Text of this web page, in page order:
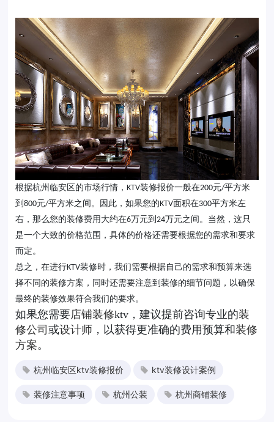
根据杭州临安区的市场行情，KTV装修报价一般在200元/平方米
到800元/平方米之间。因此，如果您的KTV面积在300平方米左
右，那么您的装修费用大约在6万元到 24万元之间。当然，这只
是一个大致的价格范围，具体的价格还需要根据您的需求和要求
而定。
总之，在进行KTV装修时，我们需要根据自己的需求和预算来选
择不同的装修方案，同时还需要注意到装修的细节问题，以确保
最终的装修效果符合我们的要求。
如果您需要店铺装修ktv，建议提前咨询专业的装
修公司或设计师 ，以获得更准确的费用预算和装修
方案。
杭州临安区ktv装修报价 ktv装修设计案例
装修注意事项 杭州公装 杭州商铺装修